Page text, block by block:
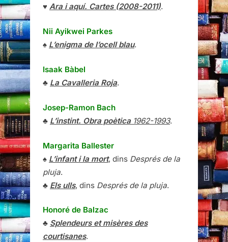
♥ Ara i aquí. Cartes (2008-2011).
Nii Ayikwei Parkes
♠ L’enigma de l’ocell blau.
Isaak Bàbel
♣ La Cavalleria Roja.
Josep-Ramon Bach
♣ L’instint. Obra poètica1962-1993.
Margarita Ballester
♠ L’infant i la mort, dins Després de la
pluja.
♣ Els ulls, dins Després de la pluja.
Honoré de Balzac
♣ Splendeurs et misères des
courtisanes.